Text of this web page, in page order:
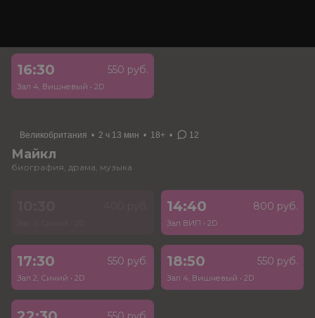
16:30 550 руб.
Зал 4, Вишневый • 2D
Великобритания • 2 ч 13 мин • 18+ • 12
Майкл
биография, драма, музыка
14:40 800 руб.
Зал ВИП • 2D
17:30 550 руб.
Зал 2, Синий • 2D
18:50 550 руб.
Зал 4, Вишневый • 2D